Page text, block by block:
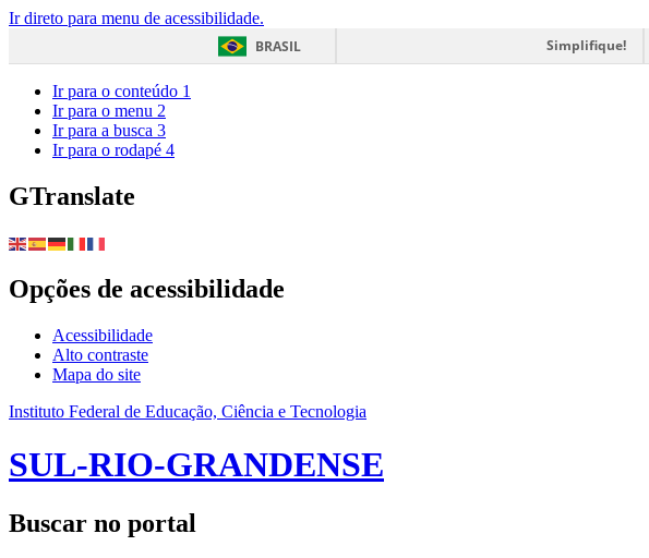
Ir direto para menu de acessibilidade.
BRASIL
Simplifique!
Ir para o conteúdo 1
Ir para o menu 2
Ir para a busca 3
Ir para o rodapé 4
GTranslate
Opções de acessibilidade
Acessibilidade
Alto contraste
Mapa do site
Instituto Federal de Educação, Ciência e Tecnologia
SUL-RIO-GRANDENSE
Buscar no portal